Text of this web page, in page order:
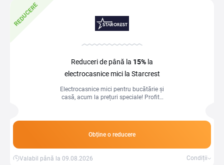
REDUCERE
Reduceri de până la 15% la
electrocasnice mici la Starcrest
Electrocasnice mici pentru bucătărie și
casă, acum la prețuri speciale! Profită
Obține o reducere
Valabil până la 09.08.2026 Condiții